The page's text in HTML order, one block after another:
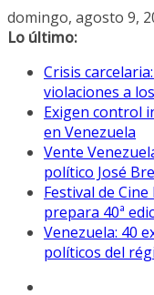
Saltar
al
domingo, agosto 9,
Lo último:
Crisis
violaciones a
Exigen control
en Venezuela
Vente
político José
Festival de
prepara 40ª
Venezuela: 40
políticos del